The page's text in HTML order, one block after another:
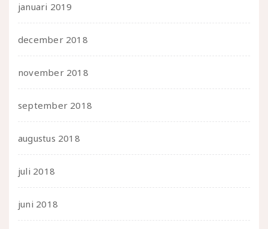
januari 2019
december 2018
november 2018
september 2018
augustus 2018
juli 2018
juni 2018